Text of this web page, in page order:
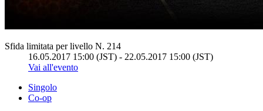
Sfida limitata per livello N. 214
16.05.2017 15:00 (JST) - 22.05.2017 15:00 (JST)
Vai all'evento
Singolo
Co-op